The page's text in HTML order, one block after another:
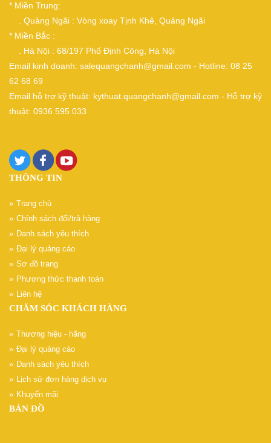
* Miền Trung:
. Quảng Ngãi : Vòng xoay Tịnh Khê, Quảng Ngãi
* Miền Bắc :
. Hà Nội : 68/197 Phố Định Công, Hà Nội
Email kinh doanh: salequangchanh@gmail.com - Hotline: 08 25
62 68 69
Email hỗ trợ kỹ thuật: kythuat.quangchanh@gmail.com - Hỗ trợ kỹ
thuật: 0936 595 033
THÔNG TIN
Trang chủ
Chính sách đổi/trả hàng
Danh sách yêu thích
Đại lý quảng cáo
Sơ đồ trang
Phương thức thanh toán
Liên hệ
CHĂM SÓC KHÁCH HÀNG
Thương hiệu - hãng
Đại lý quảng cáo
Danh sách yêu thích
Lịch sử đơn hàng dịch vụ
Khuyến mãi
BẢN ĐỒ